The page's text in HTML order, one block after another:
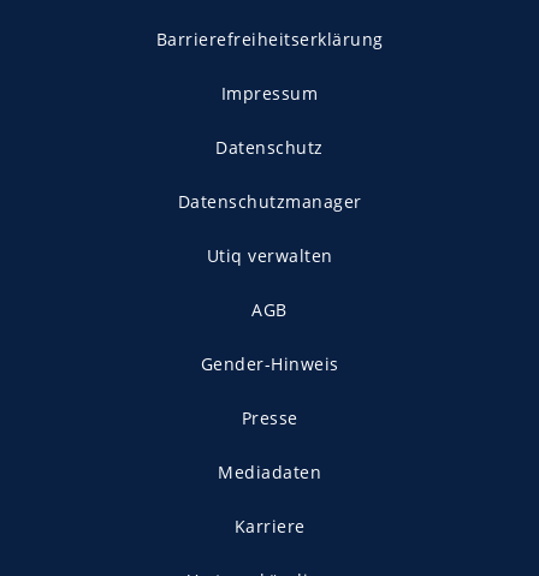
Barrierefreiheitserklärung
Impressum
Datenschutz
Datenschutzmanager
Utiq verwalten
AGB
Gender-Hinweis
Presse
Mediadaten
Karriere